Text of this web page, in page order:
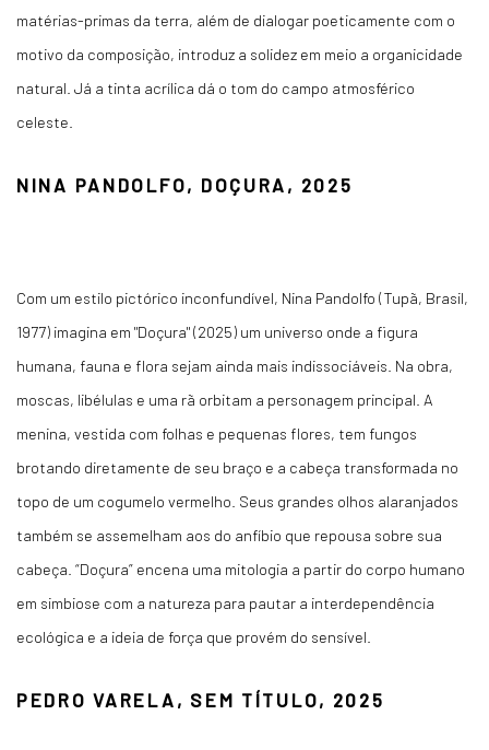
matérias-primas da terra, além de dialogar poeticamente com o
motivo da composição, introduz a solidez em meio a organicidade
natural. Já a tinta acrílica dá o tom do campo atmosférico
celeste.
NINA PANDOLFO, DOÇURA, 2025
Com um estilo pictórico inconfundível, Nina Pandolfo (Tupã, Brasil,
1977) imagina em "Doçura" (2025) um universo onde a figura
humana, fauna e flora sejam ainda mais indissociáveis. Na obra,
moscas, libélulas e uma rã orbitam a personagem principal. A
menina, vestida com folhas e pequenas flores, tem fungos
brotando diretamente de seu braço e a cabeça transformada no
topo de um cogumelo vermelho. Seus grandes olhos alaranjados
também se assemelham aos do anfíbio que repousa sobre sua
cabeça. “Doçura” encena uma mitologia a partir do corpo humano
em simbiose com a natureza para pautar a interdependência
ecológica e a ideia de força que provém do sensível.
PEDRO VARELA, SEM TÍTULO, 2025